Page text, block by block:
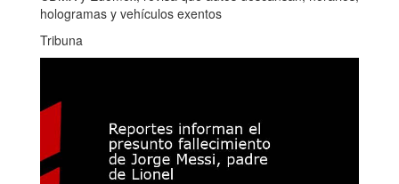
hologramas y vehículos exentos
Tribuna